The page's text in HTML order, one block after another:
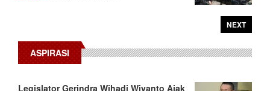
NEXT
ASPIRASI
Legislator Gerindra Wihadi Wiyanto Ajak